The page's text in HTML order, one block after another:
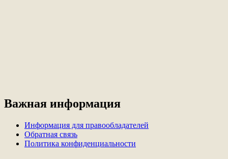
Важная информация
Информация для правообладателей
Обратная связь
Политика конфиденциальности